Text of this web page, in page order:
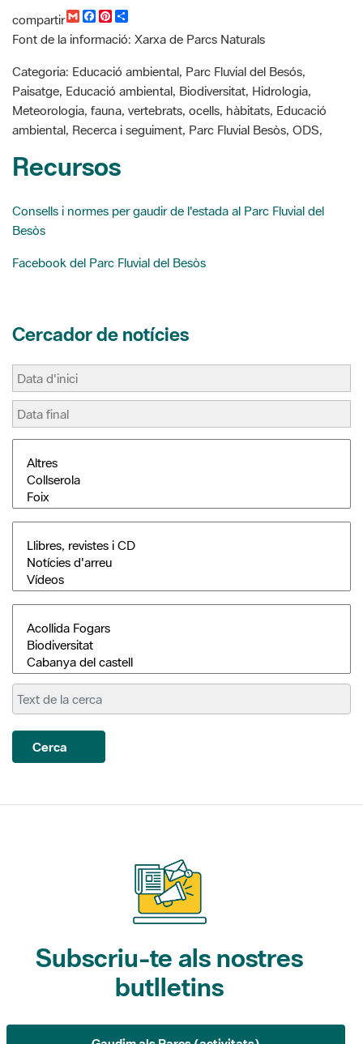
b
o
o
k
e
r
e
s
t
i
Categoria: Educació ambiental, Parc Fluvial del Besós,
Paisatge, Educació ambiental, Biodiversitat, Hidrologia,
ambiental, Recerca i seguiment, Parc Fluvial Besòs, ODS,
Recursos
Besòs
Facebook del Parc Fluvial del Besòs
Cerca
Subscriu-te als nostres
butlletins
Gaudim als Parcs (activitats)
L'Informatiu dels Parcs